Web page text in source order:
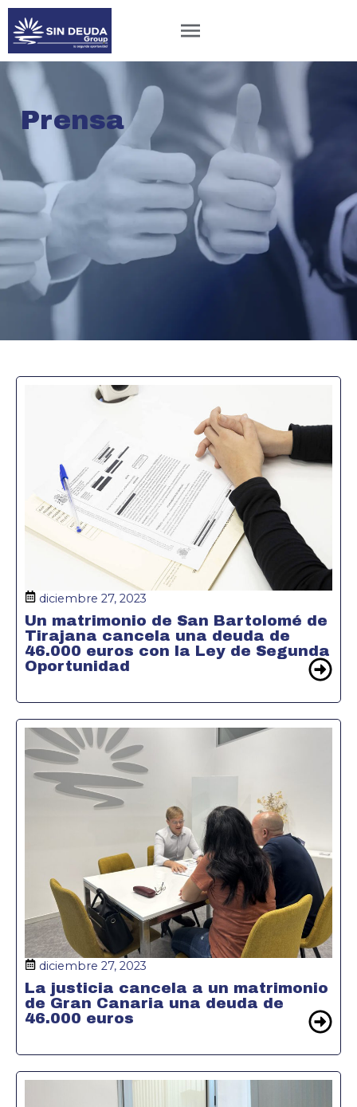
Prensa
diciembre 27, 2023
Un matrimonio de San Bartolomé de
Tirajana cancela una deuda de
46.000 euros con la Ley de Segunda
Oportunidad
diciembre 27, 2023
La justicia cancela a un matrimonio
de Gran Canaria una deuda de
46.000 euros